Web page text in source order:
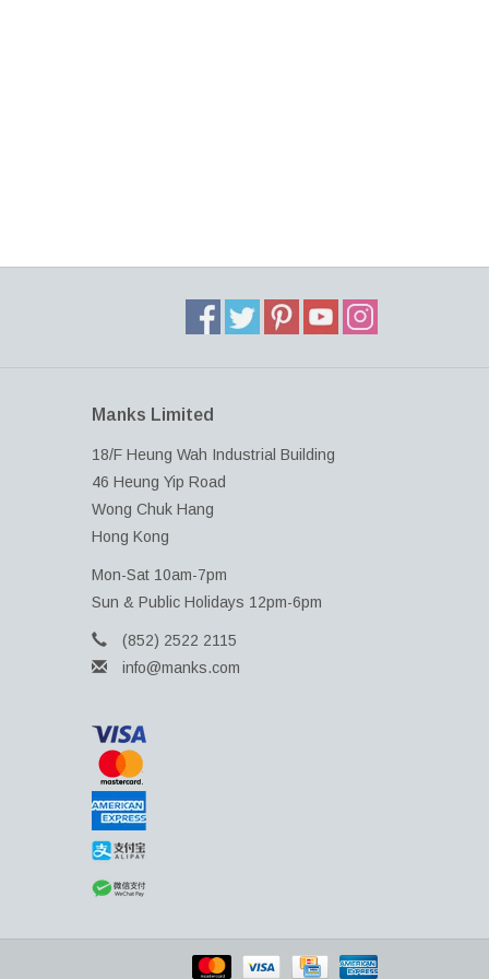
Manks Limited
18/F Heung Wah Industrial Building
46 Heung Yip Road
Wong Chuk Hang
Hong Kong
Mon-Sat 10am-7pm
Sun & Public Holidays 12pm-6pm
(852) 2522 2115
info@manks.com